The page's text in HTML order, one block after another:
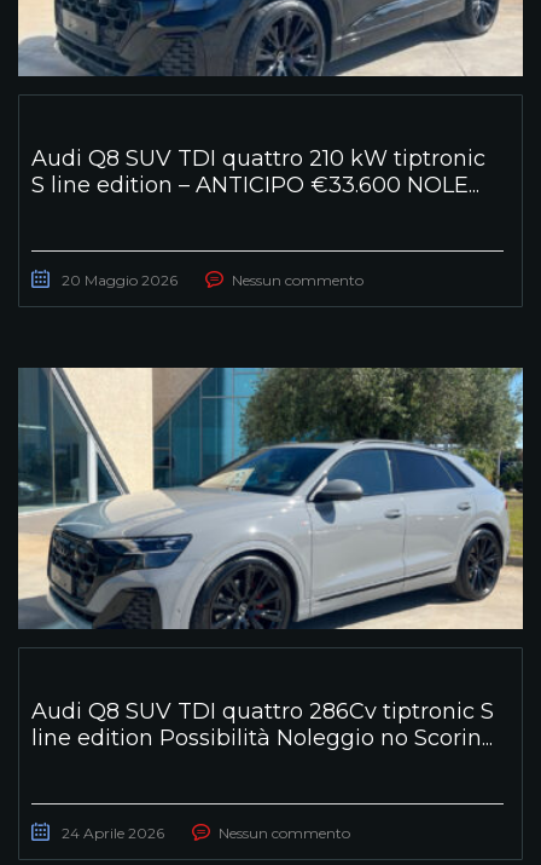
Audi Q8 SUV TDI quattro 210 kW tiptronic
S line edition – ANTICIPO €33.600 NOLE...
20 Maggio 2026 Nessun commento
Audi Q8 SUV TDI quattro 286Cv tiptronic S
line edition Possibilità Noleggio no Scorin...
24 Aprile 2026 Nessun commento